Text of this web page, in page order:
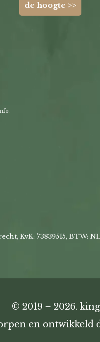
KvK: 73839515, BTW:
© 2019 – 2026.
en ontwikkeld